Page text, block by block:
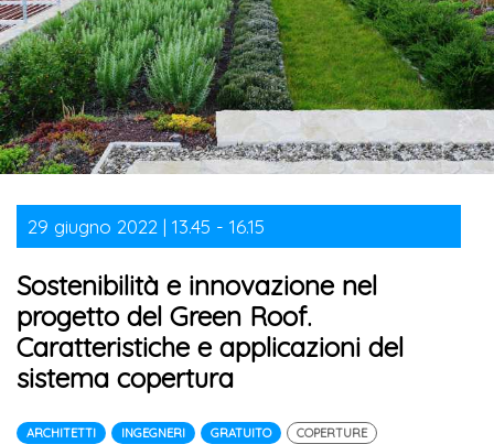
29 giugno 2022 | 13.45 - 16.15
Sostenibilità e innovazione nel
progetto del Green Roof.
Caratteristiche e applicazioni del
sistema copertura
ARCHITETTI INGEGNERI GRATUITO COPERTURE